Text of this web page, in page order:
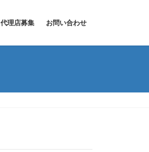
代理店募集 お問い合わせ